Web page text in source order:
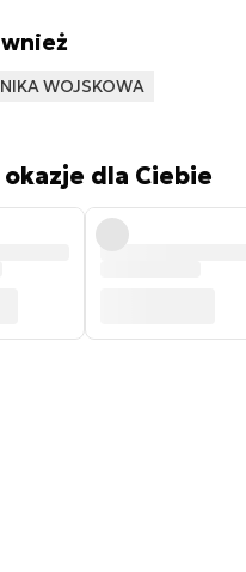
WOJSKOWA
dla Ciebie